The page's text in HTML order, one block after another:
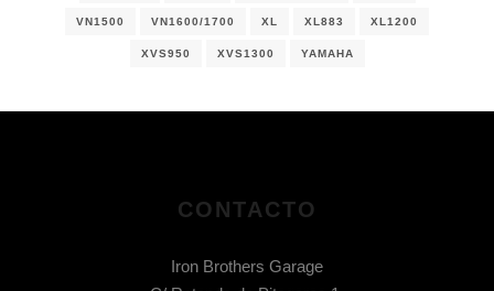
VN1500 VN1600/1700 XL XL883 XL1200
XVS950 XVS1300 YAMAHA
CONTACTO
Iron Brothers Garage